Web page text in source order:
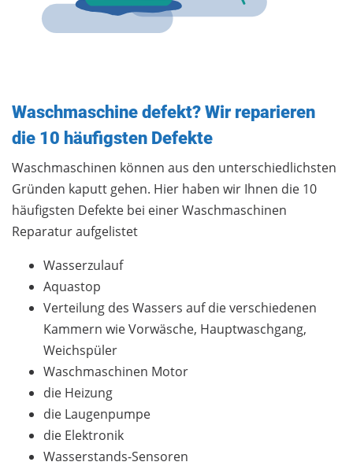
Waschmaschine defekt? Wir reparieren
die 10 häufigsten Defekte
Waschmaschinen können aus den unterschiedlichsten
Gründen kaputt gehen. Hier haben wir Ihnen die 10
häufigsten Defekte bei einer Waschmaschinen
Reparatur aufgelistet
Wasserzulauf
Aquastop
Verteilung des Wassers auf die verschiedenen
Kammern wie Vorwäsche, Hauptwaschgang,
Weichspüler
Waschmaschinen Motor
die Heizung
die Laugenpumpe
die Elektronik
Wasserstands-Sensoren